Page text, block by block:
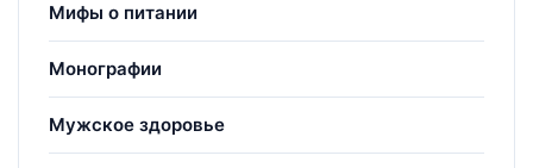
Мифы о питании
Монографии
Мужское здоровье